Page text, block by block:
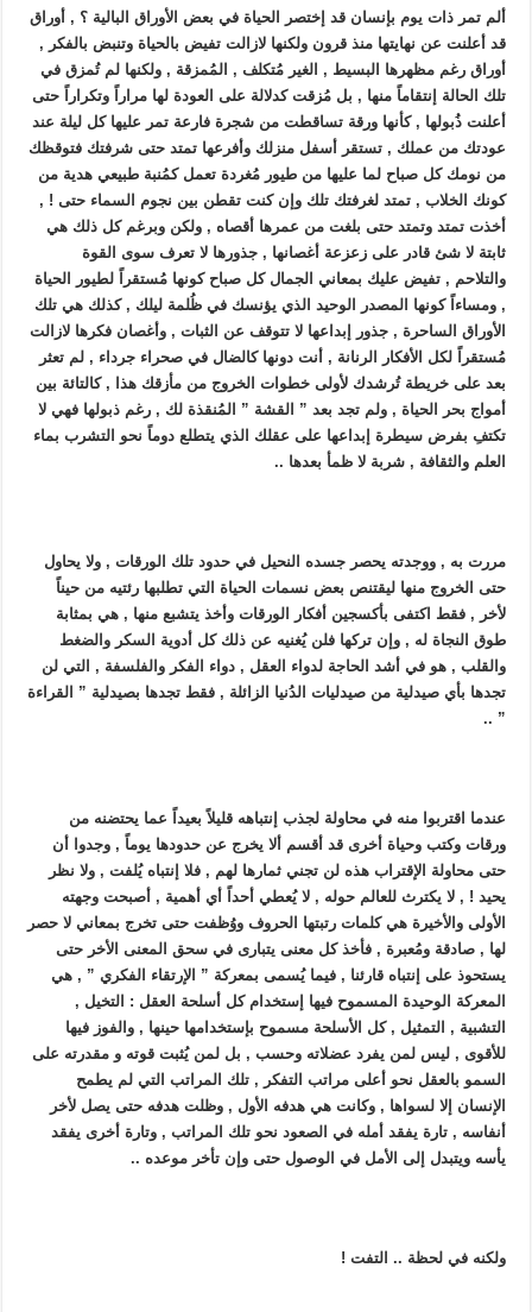
ألم تمر ذات يوم بإنسان قد إختصر الحياة في بعض الأوراق البالية ؟ , أوراق
قد أعلنت عن نهايتها منذ قرون ولكنها لازالت تفيض بالحياة وتنبض بالفكر ,
أوراق رغم مظهرها البسيط , الغير مُتكلف , المُمزقة , ولكنها لم تُمزق في
تلك الحالة إنتقاماً منها , بل مُزقت كدلالة على العودة لها مراراً وتكراراً حتى
أعلنت ذُبولها , كأنها ورقة تساقطت من شجرة فارعة تمر عليها كل ليلة عند
عودتك من عملك , تستقر أسفل منزلك وأفرعها تمتد حتى شرفتك فتوقظك
من نومك كل صباح لما عليها من طيور مُغردة تعمل كمُنبة طبيعي هدية من
كونك الخلاب , تمتد لغرفتك تلك وإن كنت تقطن بين نجوم السماء حتى ! ,
أخذت تمتد وتمتد حتى بلغت من عمرها أقصاه , ولكن وبرغم كل ذلك هي
ثابتة لا شئ قادر على زعزعة أغصانها , جذورها لا تعرف سوى القوة
والتلاحم , تفيض عليك بمعاني الجمال كل صباح كونها مُستقراً لطيور الحياة
, ومساءاً كونها المصدر الوحيد الذي يؤنسك في ظُلمة ليلك , كذلك هي تلك
الأوراق الساحرة , جذور إبداعها لا تتوقف عن الثبات , وأغصان فكرها لازالت
مُستقراً لكل الأفكار الرنانة , أنت دونها كالضال في صحراء جرداء , لم تعثر
بعد على خريطة تُرشدك لأولى خطوات الخروج من مأزقك هذا , كالتائة بين
أمواج بحر الحياة , ولم تجد بعد ” القشة ” المُنقذة لك , رغم ذبولها فهي لا
تكتفِ بفرض سيطرة إبداعها على عقلك الذي يتطلع دوماً نحو التشرب بماء
العلم والثقافة , شربة لا ظمأ بعدها ..
مررت به , ووجدته يحصر جسده النحيل في حدود تلك الورقات , ولا يحاول
حتى الخروج منها ليقتنص بعض نسمات الحياة التي تطلبها رئتيه من حيناً
لأخر , فقط اكتفى بأكسجين أفكار الورقات وأخذ يتشبع منها , هي بمثابة
طوق النجاة له , وإن تركها فلن يُغنيه عن ذلك كل أدوية السكر والضغط
والقلب , هو في أشد الحاجة لدواء العقل , دواء الفكر والفلسفة , التي لن
تجدها بأي صيدلية من صيدليات الدُنيا الزائلة , فقط تجدها بصيدلية ” القراءة
” ..
عندما اقتربوا منه في محاولة لجذب إنتباهه قليلاً بعيداً عما يحتضنه من
ورقات وكتب وحياة أخرى قد أقسم ألا يخرج عن حدودها يوماً , وجدوا أن
حتى محاولة الإقتراب هذه لن تجني ثمارها لهم , فلا إنتباه يُلفت , ولا نظر
يحيد ! , لا يكترث للعالم حوله , لا يُعطي أحداً أي أهمية , أصبحت وجهته
الأولى والأخيرة هي كلمات رتبتها الحروف ووُظفت حتى تخرج بمعاني لا حصر
لها , صادقة ومُعبرة , فأخذ كل معنى يتبارى في سحق المعنى الأخر حتى
يستحوذ على إنتباه قارئنا , فيما يُسمى بمعركة ” الإرتقاء الفكري ” , هي
المعركة الوحيدة المسموح فيها إستخدام كل أسلحة العقل : التخيل ,
التشبية , التمثيل , كل الأسلحة مسموح بإستخدامها حينها , والفوز فيها
للأقوى , ليس لمن يفرد عضلاته وحسب , بل لمن يُثبت قوته و مقدرته على
السمو بالعقل نحو أعلى مراتب التفكر , تلك المراتب التي لم يطمح
الإنسان إلا لسواها , وكانت هي هدفه الأول , وظلت هدفه حتى يصل لأخر
أنفاسه , تارة يفقد أمله في الصعود نحو تلك المراتب , وتارة أخرى يفقد
يأسه ويتبدل إلى الأمل في الوصول حتى وإن تأخر موعده ..
ولكنه في لحظة .. التفت !